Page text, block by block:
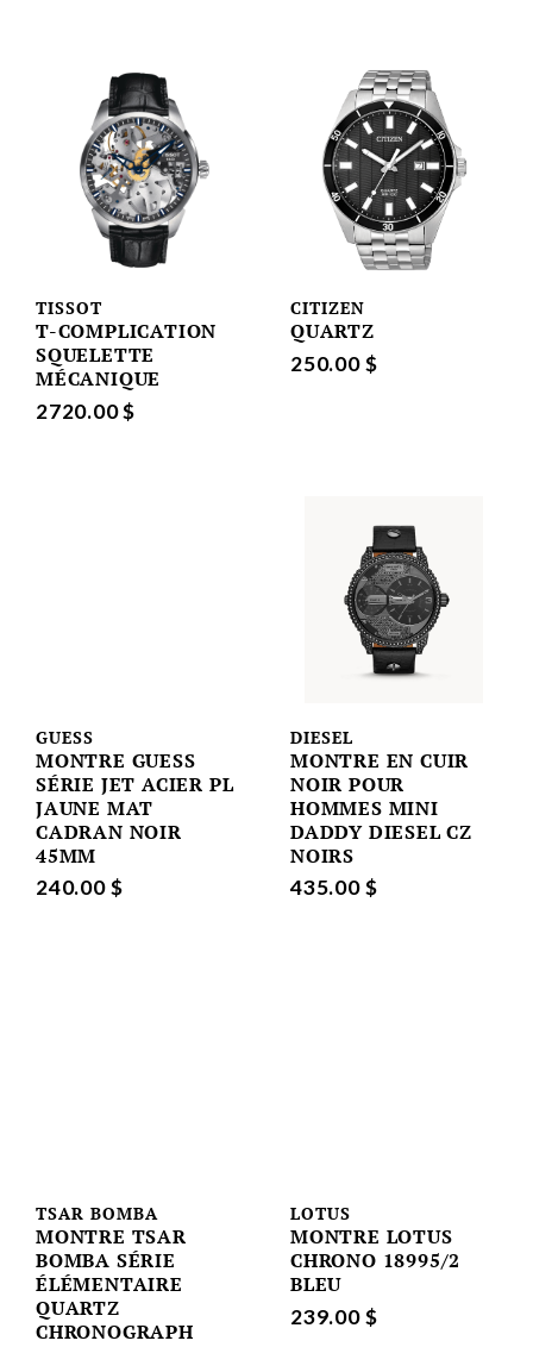
TISSOT
T-COMPLICATION
SQUELETTE
MÉCANIQUE
2720.00 $
CITIZEN
QUARTZ
250.00 $
GUESS
MONTRE GUESS
SÉRIE JET ACIER PL
JAUNE MAT
CADRAN NOIR
45MM
240.00 $
DIESEL
MONTRE EN CUIR
NOIR POUR
HOMMES MINI
DADDY DIESEL CZ
NOIRS
435.00 $
TSAR BOMBA
MONTRE TSAR
BOMBA SÉRIE
ÉLÉMENTAIRE
QUARTZ
CHRONOGRAPH
LOTUS
MONTRE LOTUS
CHRONO 18995/2
BLEU
239.00 $